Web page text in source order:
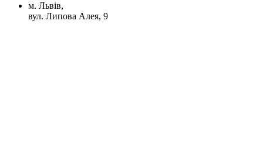
м. Львів,
вул. Липова Алея, 9